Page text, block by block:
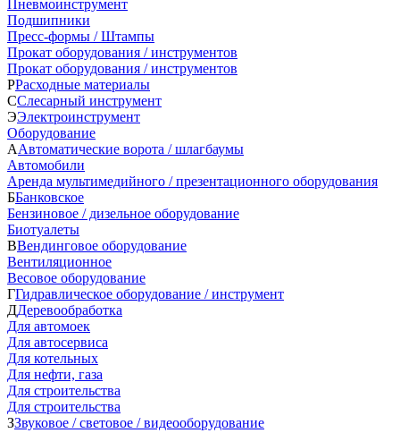
Пневмоинструмент
Подшипники
Пресс-формы / Штампы
Прокат оборудования / инструментов
Прокат оборудования / инструментов
РРасходные материалы
ССлесарный инструмент
ЭЭлектроинструмент
Оборудование
ААвтоматические ворота / шлагбаумы
Автомобили
Аренда мультимедийного / презентационного оборудования
ББанковское
Бензиновое / дизельное оборудование
Биотуалеты
ВВендинговое оборудование
Вентиляционное
Весовое оборудование
ГГидравлическое оборудование / инструмент
ДДеревообработка
Для автомоек
Для автосервиса
Для котельных
Для нефти, газа
Для строительства
Для строительства
ЗЗвуковое / световое / видеооборудование